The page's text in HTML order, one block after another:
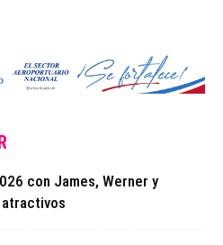
con James, Werner y